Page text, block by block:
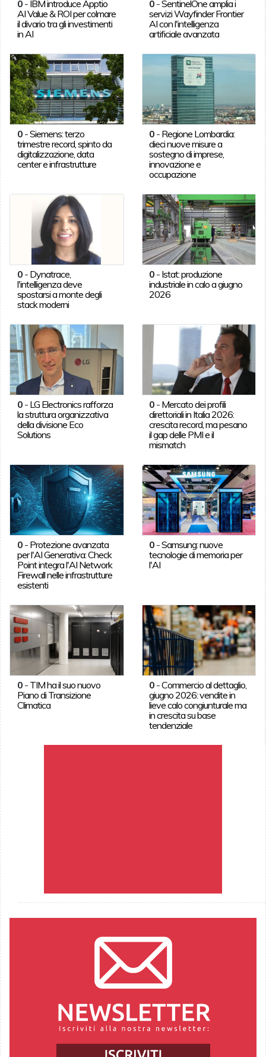
0- IBM introduce Apptio
AI Value & ROI per colmare
il divario tra gli investimenti
in AI
0 -SentinelOne amplia i
servizi Wayfinder Frontier
AI con l'intelligenza
artificiale avanzata
0-Siemens: terzo
trimestre record, spinto da
digitalizzazione, data
center e infrastrutture
0 - Regione Lombardia:
dieci nuove misure a
sostegno di imprese,
innovazione e
occupazione
0- Dynatrace,
l'intelligenza deve
spostarsi a monte degli
stack moderni
0 - Istat: produzione
industriale in calo a giugno
2026
0- LG Electronics rafforza
la struttura organizzativa
della divisione Eco
Solutions
0 - Mercato dei profili
direttoriali in Italia 2026:
crescita record, ma pesano
il gap delle PMI e il
mismatch
0- Protezione avanzata
per l'AI Generativa: Check
Point integra l'AI Network
Firewall nelle infrastrutture
esistenti
0 -Samsung: nuove
tecnologie di memoria per
l'AI
0- TIM ha il suo nuovo
Piano di Transizione
Climatica
0 -Commercio al dettaglio,
giugno 2026: vendite in
lieve calo congiunturale ma
in crescita su base
tendenziale